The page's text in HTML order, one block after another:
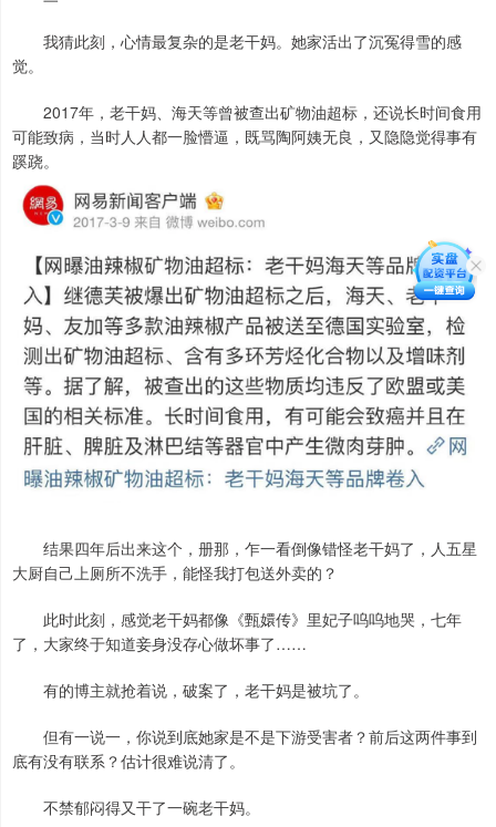
我猜此刻，心情最复杂的是老干妈。她家活出了沉冤得雪的感
觉。
2017年，老干妈、海天等曾被查出矿物油超标，还说长时间食用
可能致病，当时人人都一脸懵逼，既骂陶阿姨无良，又隐隐觉得事有
蹊跷。
结果四年后出来这个，册那，乍一看倒像错怪老干妈了，人五星
大厨自己上厕所不洗手，能怪我打包送外卖的？
此时此刻，感觉老干妈都像《甄嬛传》里妃子呜呜地哭，七年
了，大家终于知道妾身没存心做坏事了……
有的博主就抢着说，破案了，老干妈是被坑了。
但有一说一，你说到底她家是不是下游受害者？前后这两件事到
底有没有联系？估计很难说清了。
不禁郁闷得又干了一碗老干妈。